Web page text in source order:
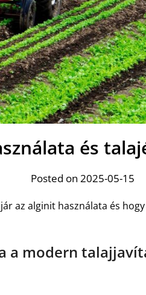
és
Posted on 2025-05-15
az alginit használata és
a modern